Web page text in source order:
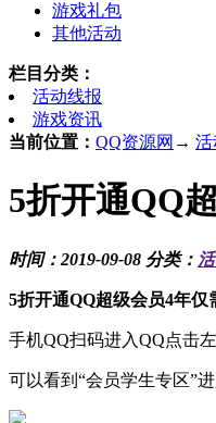
游戏礼包
其他活动
栏目分类：
活动线报
游戏资讯
当前位置： QQ资源网 → 活
5折开通QQ
时间：2019-09-08 分类：
5折开通QQ超级会员4年仅
手机QQ扫码进入QQ点击
可以看到“会员学生专区”